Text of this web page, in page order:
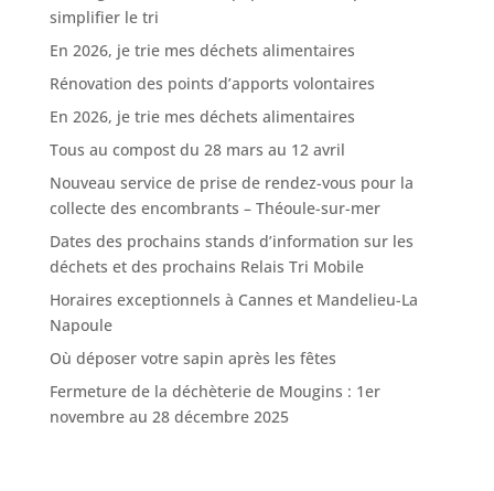
simplifier le tri
En 2026, je trie mes déchets alimentaires
Rénovation des points d’apports volontaires
En 2026, je trie mes déchets alimentaires
Tous au compost du 28 mars au 12 avril
Nouveau service de prise de rendez-vous pour la
collecte des encombrants – Théoule-sur-mer
Dates des prochains stands d’information sur les
déchets et des prochains Relais Tri Mobile
Horaires exceptionnels à Cannes et Mandelieu-La
Napoule
Où déposer votre sapin après les fêtes
Fermeture de la déchèterie de Mougins : 1er
novembre au 28 décembre 2025